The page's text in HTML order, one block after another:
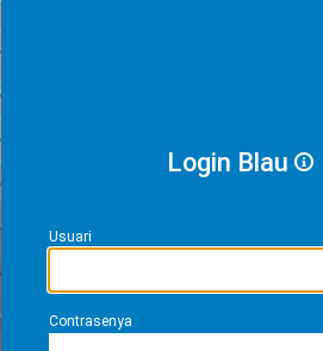
Login Blau
Usuari
Contrasenya